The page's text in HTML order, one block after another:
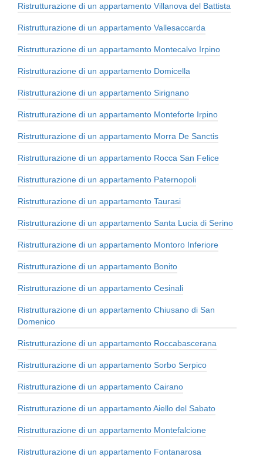
Ristrutturazione di un appartamento Villanova del Battista
Ristrutturazione di un appartamento Vallesaccarda
Ristrutturazione di un appartamento Montecalvo Irpino
Ristrutturazione di un appartamento Domicella
Ristrutturazione di un appartamento Sirignano
Ristrutturazione di un appartamento Monteforte Irpino
Ristrutturazione di un appartamento Morra De Sanctis
Ristrutturazione di un appartamento Rocca San Felice
Ristrutturazione di un appartamento Paternopoli
Ristrutturazione di un appartamento Taurasi
Ristrutturazione di un appartamento Santa Lucia di Serino
Ristrutturazione di un appartamento Montoro Inferiore
Ristrutturazione di un appartamento Bonito
Ristrutturazione di un appartamento Cesinali
Ristrutturazione di un appartamento Chiusano di San
Domenico
Ristrutturazione di un appartamento Roccabascerana
Ristrutturazione di un appartamento Sorbo Serpico
Ristrutturazione di un appartamento Cairano
Ristrutturazione di un appartamento Aiello del Sabato
Ristrutturazione di un appartamento Montefalcione
Ristrutturazione di un appartamento Fontanarosa